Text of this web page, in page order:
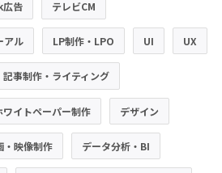
告 テレビCM
アル LP制作・LPO UI UX
記事制作・ライティング
ワイトペーパー制作 デザイン
・映像制作 データ分析・BI